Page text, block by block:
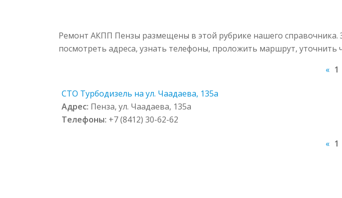
Ремонт АКПП Пензы размещены в этой рубрике нашего
посмотреть адреса, узнать телефоны, проложить маршрут, уточнить
« 1
СТО Турбодизель на ул. Чаадаева, 135а
Адрес: Пенза, ул. Чаадаева, 135а
Телефоны: +7 (8412) 30-62-62
« 1